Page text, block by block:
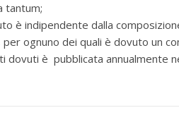
tantum;
è indipendente dalla
ognuno dei quali è dovuto un
dovuti è pubblicata annualmente